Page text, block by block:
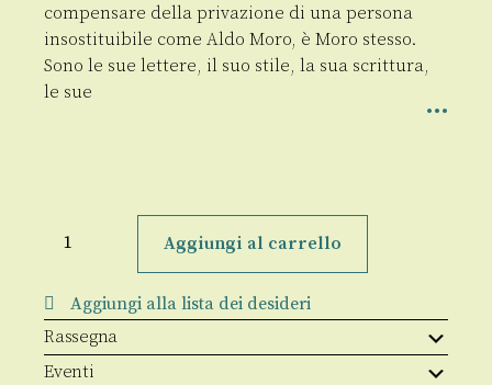
compensare della privazione di una persona
insostituibile come Aldo Moro, è Moro stesso.
Sono le sue lettere, il suo stile, la sua scrittura,
le sue
Aggiungi al carrello
Aggiungi alla lista dei desideri
Rassegna
Eventi